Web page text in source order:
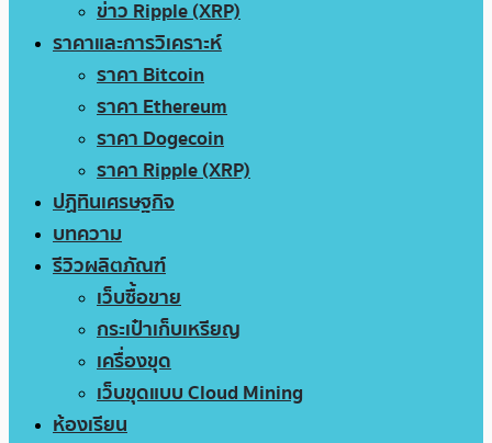
ข่าว Ripple (XRP)
ราคาและการวิเคราะห์
ราคา Bitcoin
ราคา Ethereum
ราคา Dogecoin
ราคา Ripple (XRP)
ปฏิทินเศรษฐกิจ
บทความ
รีวิวผลิตภัณฑ์
เว็บซื้อขาย
กระเป๋าเก็บเหรียญ
เครื่องขุด
เว็บขุดแบบ Cloud Mining
ห้องเรียน